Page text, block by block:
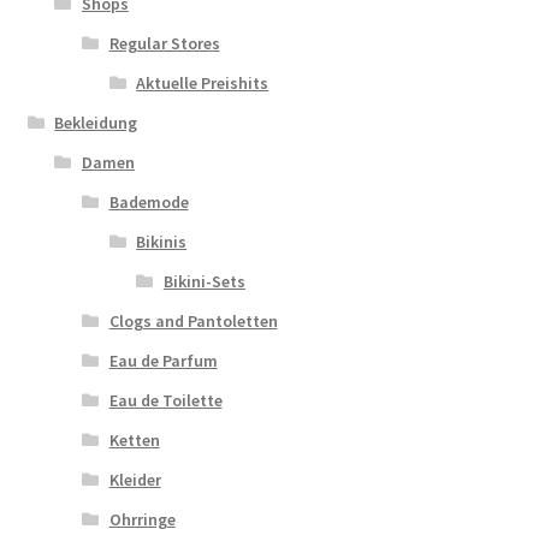
Regular Stores
Aktuelle Preishits
Bekleidung
Damen
Bademode
Bikinis
Bikini-Sets
Clogs and Pantoletten
Eau de Parfum
Eau de Toilette
Ketten
Kleider
Ohrringe